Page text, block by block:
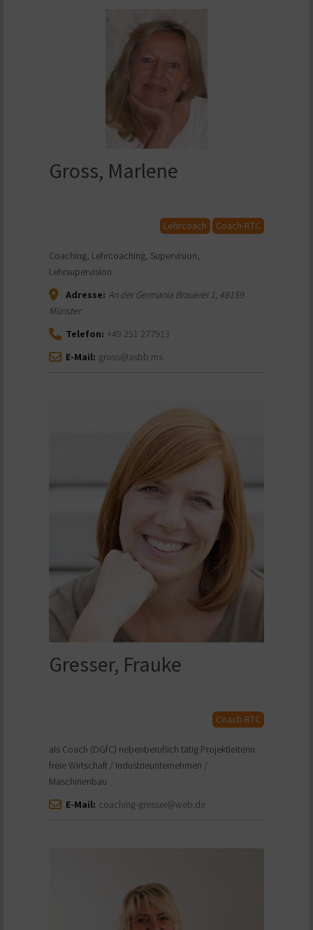
Gross, Marlene
Lehrcoach Coach-RTC
Coaching, Lehrcoaching, Supervision,
Lehrsupervision
Adresse: An der Germania Brauerei 1 48159
Münster
Telefon: +49 251 277913
E-Mail: gross@asbb.ms
Gresser, Frauke
Coach-RTC
als Coach (DGfC) nebenberuflich tätig Projektleiterin
freie Wirtschaft / Industrieunternehmen /
Maschinenbau
E-Mail: coaching-gresser@web.de